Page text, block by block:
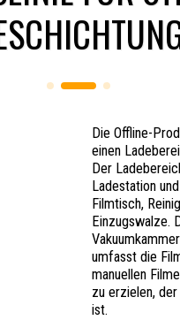
Die Offline-
einen
Der
Ladestation
Filmtisch,
Einzugswalze.
umfasst die
manuellen
zu erzielen,
ist.